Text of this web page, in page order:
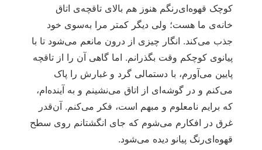
کوچک قهوه‌ای‌رنگم هنوز هم بالای تاقچه‌ی اتاق
خانه‌ی ما هست؛ ولی دیگر کمتر مرا به‌سوی خود
جذب می‌کند. انگار چیزی از درون مانعم می‌شود تا با
پیانوی کوچکم وقت بگذرانم. اما گاهی آن را از تاقچه
پایین می‌آورم، با دستمالی گرد و غبارش را پاک
می‌کنم و در گوشه‌ای از اتاق می‌نشینم و به آینده‌ام،
که برایم نامعلوم و مبهم است، فکر می‌کنم. آن‌قدر
غرق در افکارم می‌شوم که جای انگشتانم روی سطح
قهوه‌ای‌رنگ پیانو دیده می‌شود.